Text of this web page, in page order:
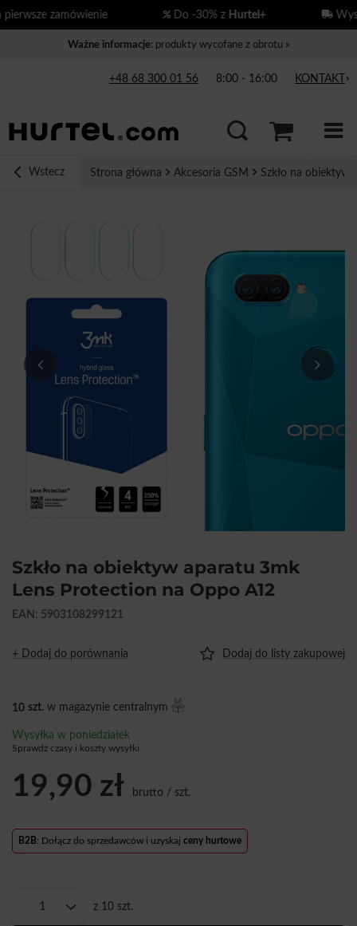
zamówienie Do -30% zHurtel+
Ważne informacje: produkty wycofane z obrotu »
+48 68 300 01 56 8:00 - 16:00 KONTAKT
Wstecz Strona główna Akcesoria GSM Szkło na obiektyw
Szkło na obiektyw aparatu 3mk
Lens Protection na Oppo A12
EAN: 5903108299121
+ Dodaj do porównania Dodaj do listy zakupowej
10 szt. w magazynie centralnym
Wysyłka w poniedziałek
Sprawdź czasy i koszty wysyłki
19,90 zł brutto / szt.
B2B: Dołącz do sprzedawców i uzyskaj ceny hurtowe
z 10 szt.